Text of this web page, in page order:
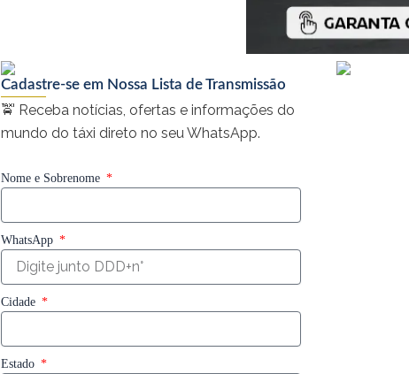
Cadastre-se em Nossa Lista de Transmissão
🚖 Receba notícias, ofertas e informações do
mundo do táxi direto no seu WhatsApp.
Nome e Sobrenome
WhatsApp
Cidade
Estado